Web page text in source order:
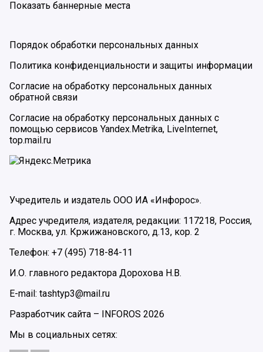
Показать баннерные места
Порядок обработки персональных данных
Политика конфиденциальности и защиты информации
Согласие на обработку персональных данных
обратной связи
Согласие на обработку персональных данных с
помощью сервисов Yandex.Metrika, LiveInternet,
top.mail.ru
Учредитель и издатель ООО ИА «Инфорос».
Адрес учредителя, издателя, редакции: 117218, Россия,
г. Москва, ул. Кржижановского, д.13, кор. 2
Телефон: +7 (495) 718-84-11
И.О. главного редактора Дорохова Н.В.
E-mail: tashtyp3@mail.ru
Разработчик сайта – INFOROS 2026
Мы в социальных сетях: